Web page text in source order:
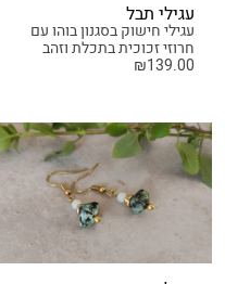
עגילי תבל
עגילי חישוק בסגנון בוהו עם
חרוזי זכוכית בתכלת וזהב
₪139.00